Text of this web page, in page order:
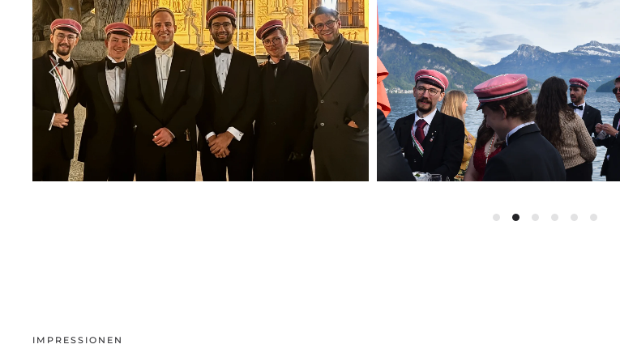
STEINACHERHAUS 25.
Steinacherhaus 25.
Steinacherhaus
IMPRESSIONEN